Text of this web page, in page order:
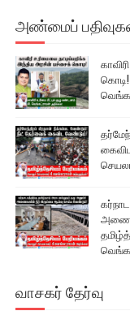
அண்மைப்
கொடி!
வாசகர் தேர்வு